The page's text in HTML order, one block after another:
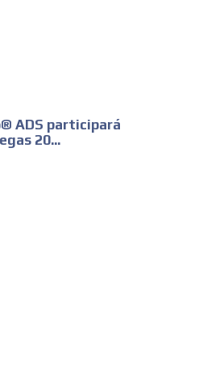
ADS participará
20...